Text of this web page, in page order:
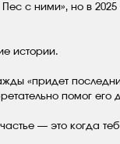
с ними», но в
истории.
«придет
помог его
— это когда